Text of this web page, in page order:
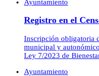
Ayuntamiento
Registro en el
Inscripción obligatoria
municipal y
Ley 7/2023 de
Ayuntamiento